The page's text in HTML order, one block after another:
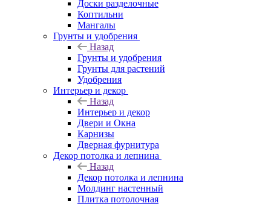
Доски разделочные
Коптильни
Мангалы
Грунты и удобрения
Назад
Грунты и удобрения
Грунты для растений
Удобрения
Интерьер и декор
Назад
Интерьер и декор
Двери и Окна
Карнизы
Дверная фурнитура
Декор потолка и лепнина
Назад
Декор потолка и лепнина
Молдинг настенный
Плитка потолочная